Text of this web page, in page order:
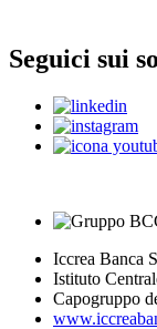
Seguici sui
Iccrea Banca
Istituto
Capogruppo